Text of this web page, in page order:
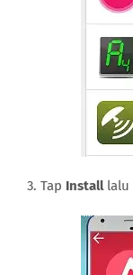
3. Tap Installlalu